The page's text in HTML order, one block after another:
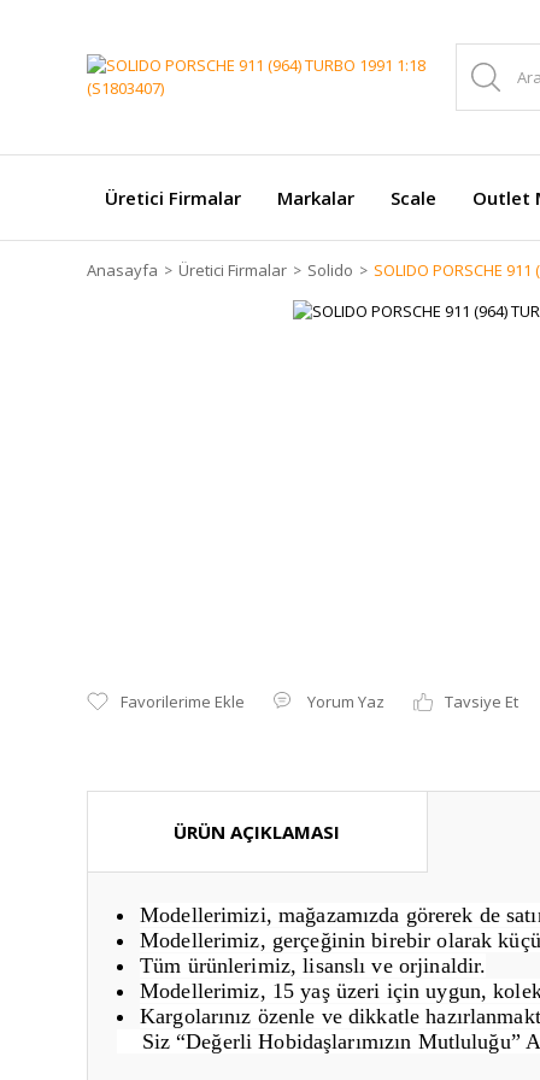
Üretici Firmalar Markalar Scale Outlet
Anasayfa Üretici Firmalar Solido SOLIDO PORSCHE
Yorum Yaz Tavsiye Et
ÜRÜN AÇIKLAMASI
Modellerimizi, mağazamızda görerek de
Modellerimiz, gerçeğinin birebir olarak
Tüm ürünlerimiz, lisanslı ve orjinaldir.
Modellerimiz, 15 yaş üzeri için uygun,
Kargolarınız özenle ve dikkatle
Siz “Değerli Hobidaşlarımızın Mutluluğu”